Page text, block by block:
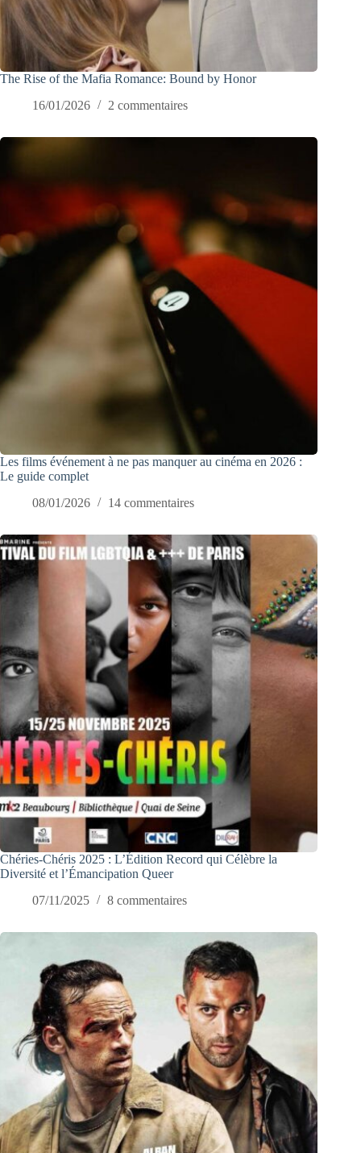
The Rise of the Mafia Romance: Bound by Honor
16/01/2026
2 commentaires
Les films événement à ne pas manquer au cinéma en 2026 :
Le guide complet
08/01/2026
14 commentaires
Chéries-Chéris 2025 : L’Édition Record qui Célèbre la
Diversité et l’Émancipation Queer
07/11/2025
8 commentaires